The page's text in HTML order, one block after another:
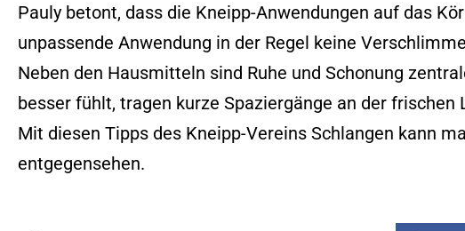
Pauly betont, dass die Kneipp-Anwendungen auf das
unpassende Anwendung in der Regel keine
Neben den Hausmitteln sind Ruhe und Schonung
besser fühlt, tragen kurze Spaziergänge an der
Mit diesen Tipps des Kneipp-Vereins Schlangen kann
entgegensehen.